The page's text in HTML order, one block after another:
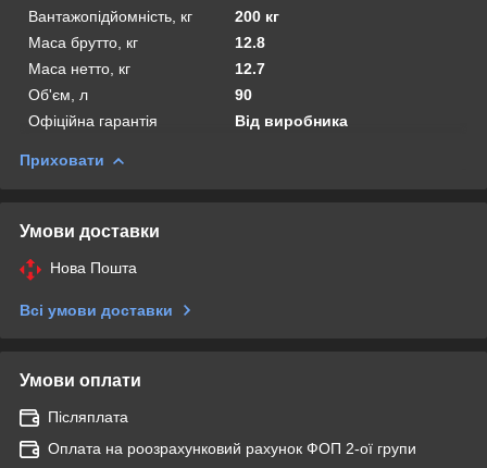
Вантажопідйомність, кг
200 кг
Маса брутто, кг
12.8
Маса нетто, кг
12.7
Об'єм, л
90
Офіційна гарантія
Від виробника
Приховати
Умови доставки
Нова Пошта
Всі умови доставки
Умови оплати
Післяплата
Оплата на роозрахунковий рахунок ФОП 2-ої групи